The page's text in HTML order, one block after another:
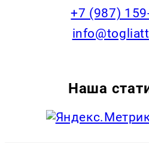
+7 (987)
Наша